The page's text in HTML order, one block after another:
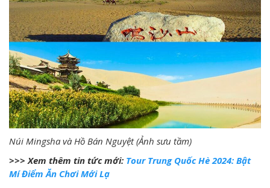
Núi Mingsha và Hồ Bán Nguyệt (Ảnh sưu tầm)
>>> Xem thêm tin tức mới: Tour Trung Quốc Hè 2024: Bật
Mí Điểm Ăn Chơi Mới Lạ